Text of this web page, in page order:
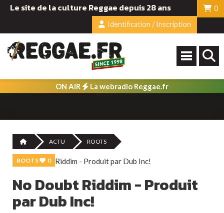
Le site de la culture Reggae depuis 28 ans
0
Identification / Inscription
ON AIR La webradio Reggae.fr
ACTU ROOTS
ROOTS 0
No Doubt Riddim - Produit
par Dub Inc!